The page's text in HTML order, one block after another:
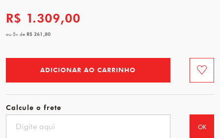
R$ 1.309,00
ou5x de R$ 261,80
ADICIONAR AO CARRINHO
Calcule o frete
OK